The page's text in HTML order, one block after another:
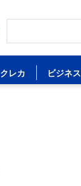
クレカ ビジネス